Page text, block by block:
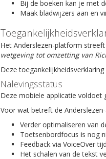
Bij de boeken kan je met
Maak bladwijzers aan en
Het Anderslezen-platform
wetgeving tot omzetting van
Deze
Nalevingsstatus
Deze mobiele applicatie voldoet
Voor wat betreft de
Verder optimaliseren van
Toetsenbordfocus is nog
Feedback via VoiceOver
Het schalen van de tekst